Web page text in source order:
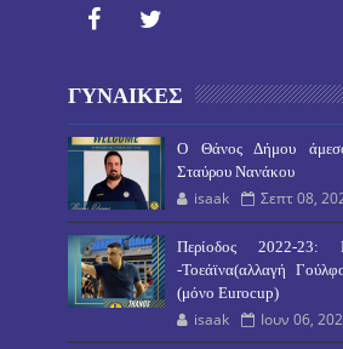
ΓΥΝΑΙΚΕΣ
O Θάνος Δήμου
Σταύρου Νανάκου
isaak Σεπτ 08,
Περίοδος 2022-23:
-Τοεάϊνα(αλλαγή
(μόνο Eurocup)
isaak Ιουν 06,